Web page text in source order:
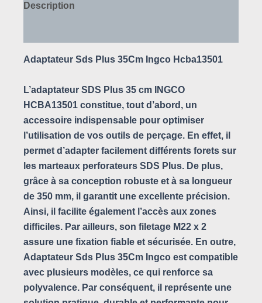
Description
Adaptateur Sds Plus 35Cm Ingco Hcba13501
L’adaptateur SDS Plus 35 cm INGCO
HCBA13501 constitue, tout d’abord, un
accessoire indispensable pour optimiser
l’utilisation de vos outils de perçage. En effet, il
permet d’adapter facilement différents forets sur
les marteaux perforateurs SDS Plus. De plus,
grâce à sa conception robuste et à sa longueur
de 350 mm, il garantit une excellente précision.
Ainsi, il facilite également l’accès aux zones
difficiles. Par ailleurs, son filetage M22 x 2
assure une fixation fiable et sécurisée. En outre,
Adaptateur Sds Plus 35Cm Ingco est compatible
avec plusieurs modèles, ce qui renforce sa
polyvalence. Par conséquent, il représente une